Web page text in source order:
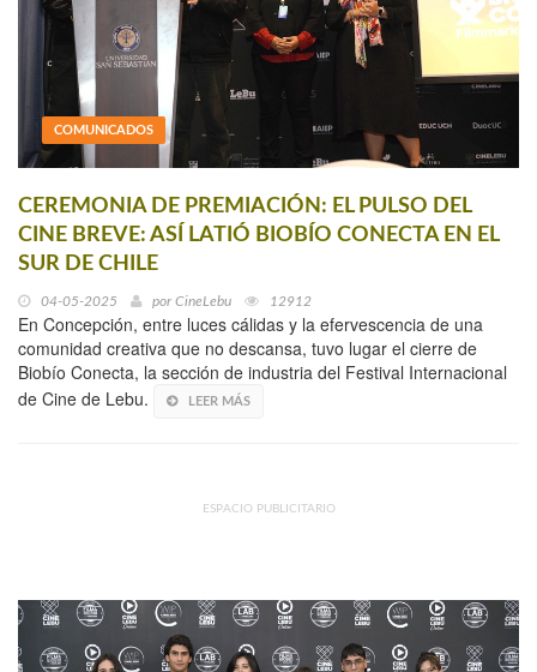
COMUNICADOS
CEREMONIA DE PREMIACIÓN: EL PULSO DEL
CINE BREVE: ASÍ LATIÓ BIOBÍO CONECTA EN EL
SUR DE CHILE
04-05-2025 por CineLebu 12912
En Concepción, entre luces cálidas y la efervescencia de una
comunidad creativa que no descansa, tuvo lugar el cierre de
Biobío Conecta, la sección de industria del Festival Internacional
de Cine de Lebu.
LEER MÁS
ESPACIO PUBLICITARIO